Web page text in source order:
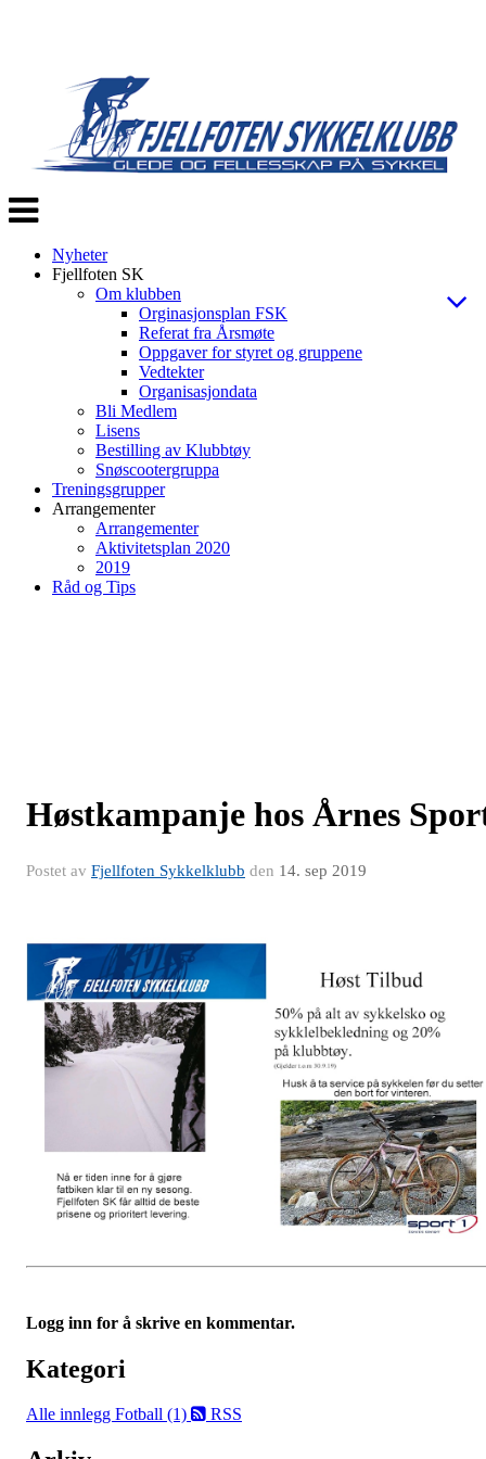
Veksle
navigasjon
Nyheter
Fjellfoten SK
Om klubben
Orginasjonsplan FSK
Referat fra Årsmøte
Oppgaver for styret og gruppene
Vedtekter
Organisasjondata
Bli Medlem
Lisens
Bestilling av Klubbtøy
Snøscootergruppa
Treningsgrupper
Arrangementer
Arrangementer
Aktivitetsplan 2020
2019
Råd og Tips
Høstkampanje hos Årnes
Postet av Fjellfoten Sykkelklubb den 14. sep 2019
Logg inn for å skrive en kommentar.
Kategori
Alle innlegg Fotball (1) RSS